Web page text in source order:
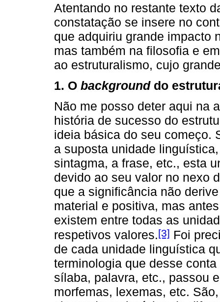
Atentando no restante texto
constatação se insere no
que adquiriu grande impacto
mas também na filosofia e
ao estruturalismo, cujo
1. O backgrounddo
Não me posso deter aqui na
história de sucesso do
ideia básica do seu começo.
a suposta unidade
sintagma, a frase, etc., esta
devido ao seu valor no nexo
que a significância não
material e positiva, mas
existem entre todas as
respetivos valores.[3] Foi
de cada unidade linguística
terminologia que desse
sílaba, palavra, etc., passou
morfemas, lexemas, etc.